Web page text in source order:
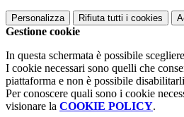
Personalizza Rifiuta tutti i cookies
Gestione cookie
In questa schermata è possibile
I cookie necessari sono quelli che
piattaforma e non è possibile
Per conoscere quali sono i cookie
visionare la COOKIE POLICY.